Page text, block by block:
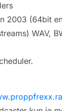
2003 (64bit
WAV,